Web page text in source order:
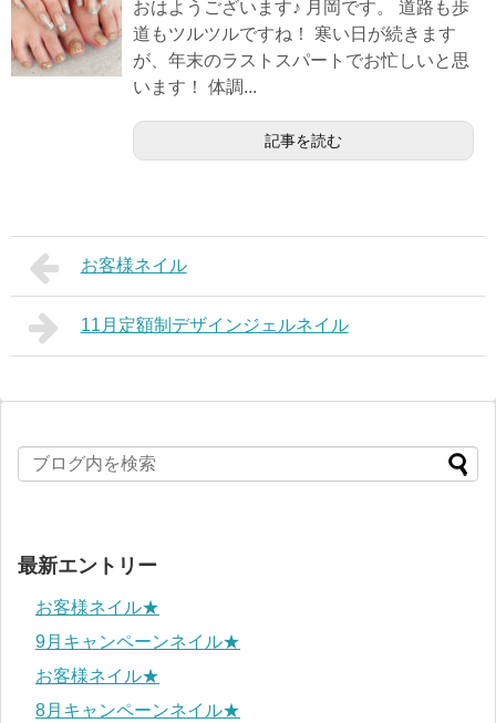
おはようございます♪ 月岡です。 道路も歩
道もツルツルですね！ 寒い日が続きます
が、年末のラストスパートでお忙しいと思
います！ 体調...
記事を読む
お客様ネイル
11月定額制デザインジェルネイル
最新エントリー
お客様ネイル★
9月キャンペーンネイル★
お客様ネイル★
8月キャンペーンネイル★